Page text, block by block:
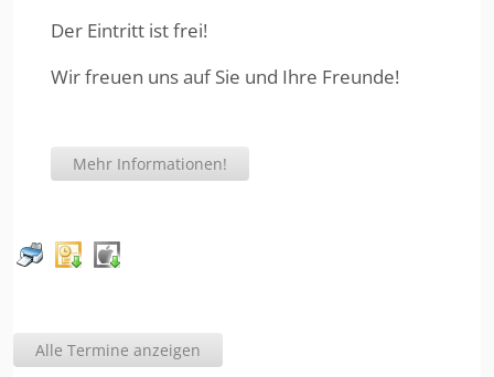
Der Eintritt ist frei!
Wir freuen uns auf Sie und Ihre Freunde!
Mehr Informationen!
Alle Termine anzeigen